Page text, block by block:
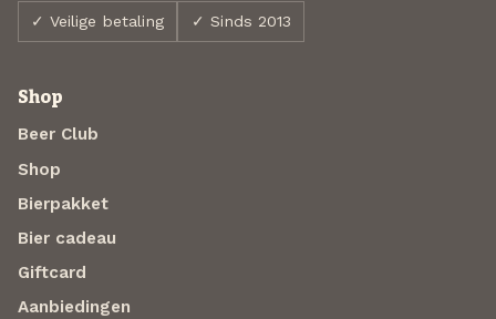
✓ Veilige betaling ✓ Sinds 2013
Shop
Beer Club
Shop
Bierpakket
Bier cadeau
Giftcard
Aanbiedingen